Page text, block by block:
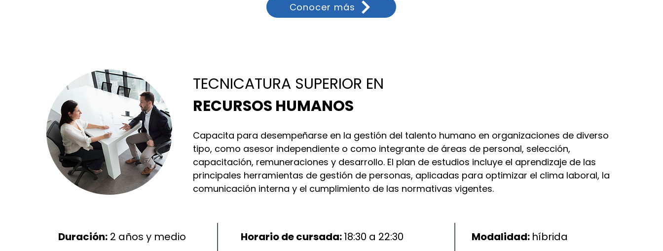
Conocer más
TECNICATURA SUPERIOR EN
RECURSOS HUMANOS
Capacita para desempeñarse en la gestión del talento humano en organizaciones de diverso
tipo, como asesor independiente o como integrante de áreas de personal, selección,
capacitación, remuneraciones y desarrollo. El plan de estudios incluye el aprendizaje de las
principales herramientas de gestión de personas, aplicadas para optimizar el clima laboral, la
comunicación interna y el cumplimiento de las normativas vigentes.
Duración: 2 años y medio Horario de cursada:18:30 a 22:30 Modalidad: híbrida